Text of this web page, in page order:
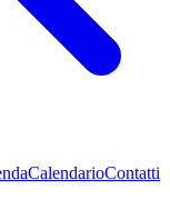
CalendarioContatti